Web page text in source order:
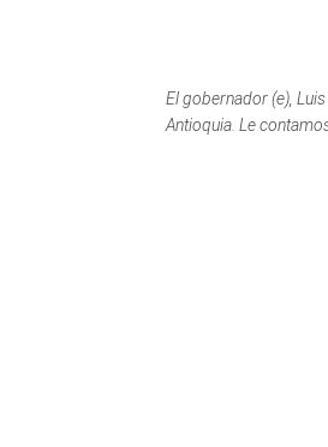
El gobernador (e),
Antioquia. Le